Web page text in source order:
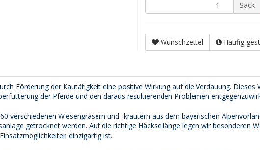
Sack
Wunschzettel Häufig
Förderung der Kautätigkeit eine positive Wirkung auf die Verdauung. Dieses
der Pferde und den daraus resultierenden Problemen
verschiedenen Wiesengräsern und -kräutern aus dem bayerischen
getrocknet werden. Auf die richtige Häcksellänge legen wir besonderen
einzigartig ist.